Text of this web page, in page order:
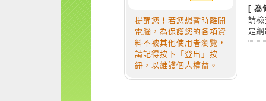
提醒您！若您想暫時離開
電腦，為保護您的各項資
料不被其他使用者瀏覽，
請記得按下「登出」按
鈕，以維護個人權益。
[ 為
請
是